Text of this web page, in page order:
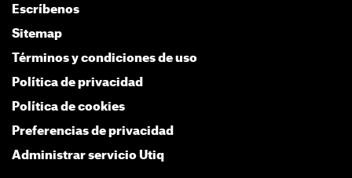
Escríbenos
Sitemap
Términos y condiciones de uso
Política de privacidad
Política de cookies
Preferencias de privacidad
Administrar servicio Utiq